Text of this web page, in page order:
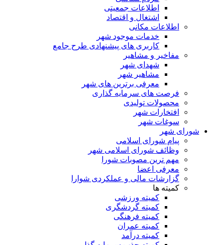
اطلاعات جمعیتی
اشتغال و اقتصاد
اطلاعات مکانی
خدمات موجود شهر
کاربری های پیشنهادی طرح جامع
مفاخیر و مشاهیر
شهدای شهر
مشاهیر شهر
معرفی برترین های شهر
فرصت های سرمایه گذاری
محصولات تولیدی
افتخارات شهر
سوغات شهر
شورای شهر
پیام شورای اسلامی
وظائف شورای اسلامی شهر
مهم ترین مصوبات شورا
معرفی اعضا
گزارشات مالی و عملکردی شوارا
کمیته ها
کمیته ورزشی
کمیته گردشگری
کمیته فرهنگی
کمیته عمران
کمیته درآمد